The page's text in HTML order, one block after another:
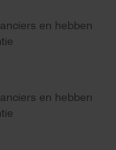
en hebben
en hebben